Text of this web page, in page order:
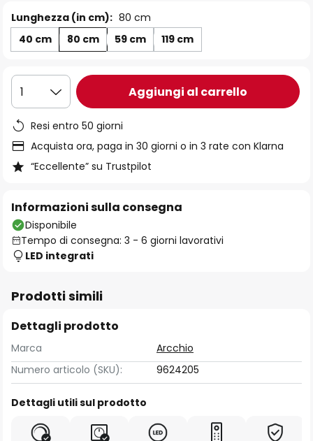
Lunghezza (in cm): 80 cm
40 cm
80 cm 59 cm 119 cm
1 Aggiungi al carrello
Resi entro 50 giorni
Acquista ora, paga in 30 giorni o in 3 rate con Klarna
“Eccellente” su Trustpilot
Informazioni sulla consegna
Disponibile
Tempo di consegna: 3 - 6 giorni lavorativi
LED integrati
Prodotti simili
Dettagli prodotto
Marca
Arcchio
Numero articolo (SKU):
9624205
Dettagli utili sul prodotto